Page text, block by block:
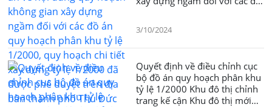
dựng tỷ lệ 1/2000 đã được
phê duyệt trên địa bàn thành
3/10/2024
Quyết định về điều chỉnh cục
bộ đồ án quy hoạch phân khu
tỷ lệ 1/2000 Khu đô thị chỉnh
trang kế cận Khu đô thị mới